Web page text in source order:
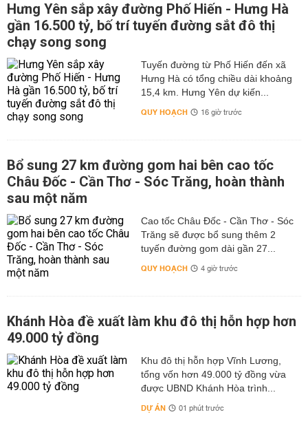
Hưng Yên sắp xây đường Phố Hiến - Hưng Hà
gần 16.500 tỷ, bố trí tuyến đường sắt đô thị
chạy song song
Tuyến đường từ Phố Hiến đến xã
Hưng Hà có tổng chiều dài khoảng
15,4 km. Hưng Yên dự kiến...
QUY HOẠCH 16 giờ trước
Bổ sung 27 km đường gom hai bên cao tốc
Châu Đốc - Cần Thơ - Sóc Trăng, hoàn thành
sau một năm
Cao tốc Châu Đốc - Cần Thơ - Sóc
Trăng sẽ được bổ sung thêm 2
tuyến đường gom dài gần 27...
QUY HOẠCH 4 giờ trước
Khánh Hòa đề xuất làm khu đô thị hỗn hợp hơn
49.000 tỷ đồng
Khu đô thị hỗn hợp Vĩnh Lương,
tổng vốn hơn 49.000 tỷ đồng vừa
được UBND Khánh Hòa trình...
DỰ ÁN 01 phút trước